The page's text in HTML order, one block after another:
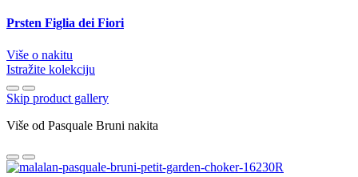
Prsten Figlia dei Fiori
Više o nakitu
Istražite kolekciju
Skip product gallery
Više od Pasquale Bruni nakita